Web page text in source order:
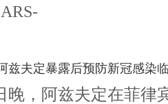
兹夫定暴露后预防新冠感染
晚，阿兹夫定在菲律